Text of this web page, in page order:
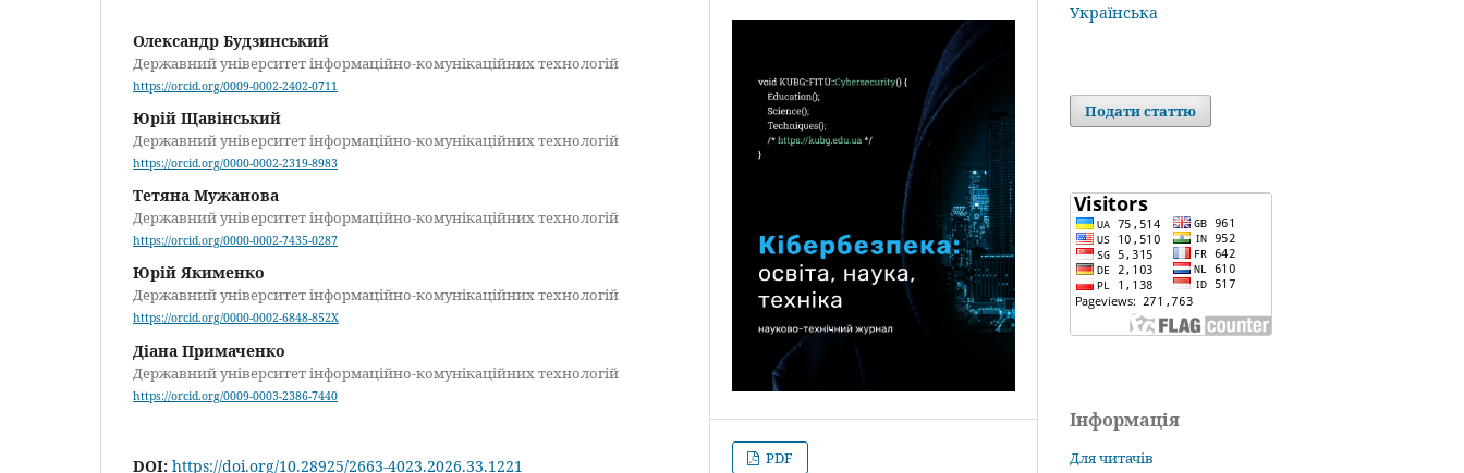
Олександр Будзинський
Державний університет інформаційно-комунікаційних технологій
https://orcid.org/0009-0002-2402-0711
Юрій Щавінський
Державний університет інформаційно-комунікаційних технологій
https://orcid.org/0000-0002-2319-8983
Тетяна Мужанова
Державний університет інформаційно-комунікаційних технологій
https://orcid.org/0000-0002-7435-0287
Юрій Якименко
Державний університет інформаційно-комунікаційних технологій
https://orcid.org/0000-0002-6848-852X
Діана Примаченко
Державний університет інформаційно-комунікаційних технологій
https://orcid.org/0009-0003-2386-7440
DOI: https://doi.org/10.28925/2663-4023.2026.33.1221 PDF
Українська
Подати статтю
Інформація
Для читачів